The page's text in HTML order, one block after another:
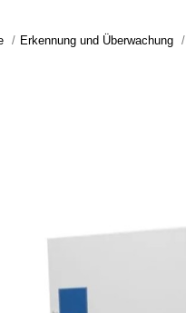
Erkennung und Überwachung